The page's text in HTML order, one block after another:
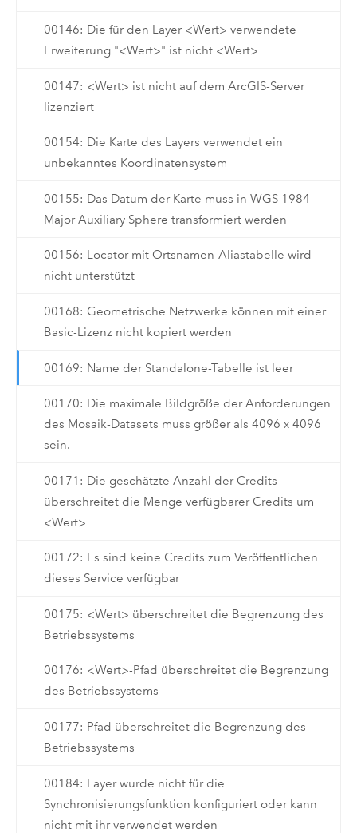
00146: Die für den Layer <Wert> verwendete
Erweiterung "<Wert>" ist nicht <Wert>
00147: <Wert> ist nicht auf dem ArcGIS-Server
lizenziert
00154: Die Karte des Layers verwendet ein
unbekanntes Koordinatensystem
00155: Das Datum der Karte muss in WGS 1984
Major Auxiliary Sphere transformiert werden
00156: Locator mit Ortsnamen-Aliastabelle wird
nicht unterstützt
00168: Geometrische Netzwerke können mit einer
Basic-Lizenz nicht kopiert werden
00169: Name der Standalone-Tabelle ist leer
00170: Die maximale Bildgröße der Anforderungen
des Mosaik-Datasets muss größer als 4096 x 4096
sein.
00171: Die geschätzte Anzahl der Credits
überschreitet die Menge verfügbarer Credits um
<Wert>
00172: Es sind keine Credits zum Veröffentlichen
dieses Service verfügbar
00175: <Wert> überschreitet die Begrenzung des
Betriebssystems
00176: <Wert>-Pfad überschreitet die Begrenzung
des Betriebssystems
00177: Pfad überschreitet die Begrenzung des
Betriebssystems
00184: Layer wurde nicht für die
Synchronisierungsfunktion konfiguriert oder kann
nicht mit ihr verwendet werden